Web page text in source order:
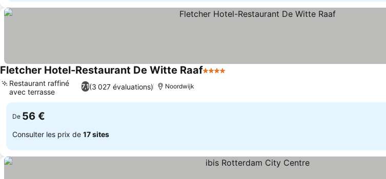
Fletcher Hotel-Restaurant De Witte Raaf4 Étoiles
7,1(3 027 évaluations)
Restaurant raffiné
avec terrasse
Noordwijk
De 56 €
Consulter les prix de 17 sites